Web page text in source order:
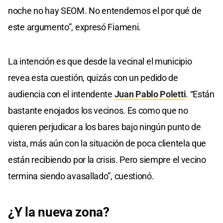
noche no hay SEOM. No entendemos el por qué de
este argumento”, expresó Fiameni.
La intención es que desde la vecinal el municipio
revea esta cuestión, quizás con un pedido de
audiencia con el intendente Juan Pablo Poletti. “Están
bastante enojados los vecinos. Es como que no
quieren perjudicar a los bares bajo ningún punto de
vista, más aún con la situación de poca clientela que
están recibiendo por la crisis. Pero siempre el vecino
termina siendo avasallado”, cuestionó.
¿Y la nueva zona?